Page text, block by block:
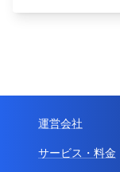
運営会社
サービス・料金